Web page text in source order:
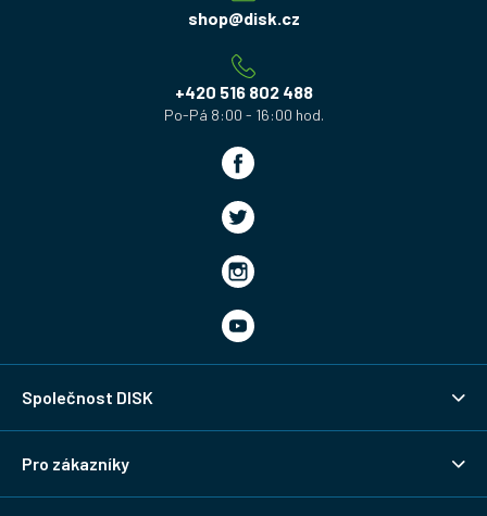
shop@disk.cz
+420 516 802 488
Společnost DISK
Pro zákazníky